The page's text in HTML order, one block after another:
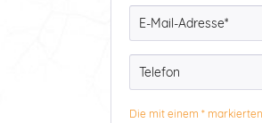
Die mit einem *